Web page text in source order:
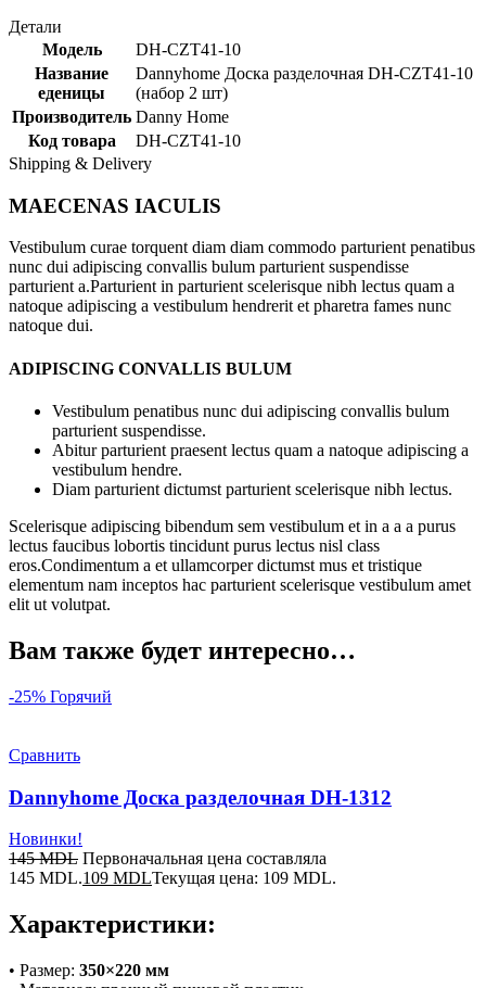
Детали
Модель
DH-CZT41-10
Название
еденицы
Dannyhome Доска разделочная DH-CZT41-10
(набор 2 шт)
Производитель Danny Home
Код товара
DH-CZT41-10
Shipping & Delivery
MAECENAS IACULIS
Vestibulum curae torquent diam diam commodo parturient penatibus
nunc dui adipiscing convallis bulum parturient suspendisse
parturient a.Parturient in parturient scelerisque nibh lectus quam a
natoque adipiscing a vestibulum hendrerit et pharetra fames nunc
natoque dui.
ADIPISCING CONVALLIS BULUM
Vestibulum penatibus nunc dui adipiscing convallis bulum
parturient suspendisse.
Abitur parturient praesent lectus quam a natoque adipiscing a
vestibulum hendre.
Diam parturient dictumst parturient scelerisque nibh lectus.
Scelerisque adipiscing bibendum sem vestibulum et in a a a purus
lectus faucibus lobortis tincidunt purus lectus nisl class
eros.Condimentum a et ullamcorper dictumst mus et tristique
elementum nam inceptos hac parturient scelerisque vestibulum amet
elit ut volutpat.
Вам также будет интересно…
-25% Горячий
Сравнить
Dannyhome Доска разделочная DH-1312
Новинки!
145MDL Первоначальная цена составляла
145 MDL.109 MDLТекущая цена: 109 MDL.
Характеристики:
• Размер: 350×220 мм